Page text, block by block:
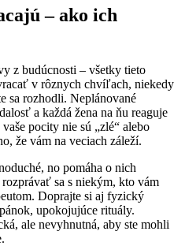
– ako ich
z budúcnosti – všetky tieto
v rôznych chvíľach, niekedy
sa rozhodli. Neplánované
a každá žena na ňu reaguje
pocity nie sú „zlé“ alebo
že vám na veciach záleží.
no pomáha o nich
sa s niekým, kto vám
Doprajte si aj fyzický
upokojujúce rituály.
ale nevyhnutná, aby ste mohli